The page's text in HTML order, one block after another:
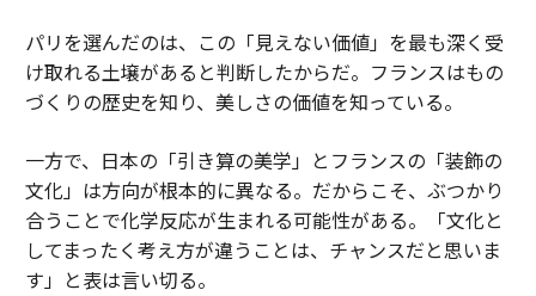
パリを選んだのは、この「見えない価値」を最も深く受
け取れる土壌があると判断したからだ。フランスはもの
づくりの歴史を知り、美しさの価値を知っている。
一方で、日本の「引き算の美学」とフランスの「装飾の
文化」は方向が根本的に異なる。だからこそ、ぶつかり
合うことで化学反応が生まれる可能性がある。「文化と
してまったく考え方が違うことは、チャンスだと思いま
す」と表は言い切る。